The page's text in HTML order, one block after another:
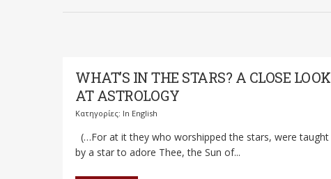
WHAT’S IN THE STARS? A CLOSE LOOK
AT ASTROLOGY
Κατηγορίες: In English
(…For at it they who worshipped the stars, were taught
by a star to adore Thee, the Sun of...